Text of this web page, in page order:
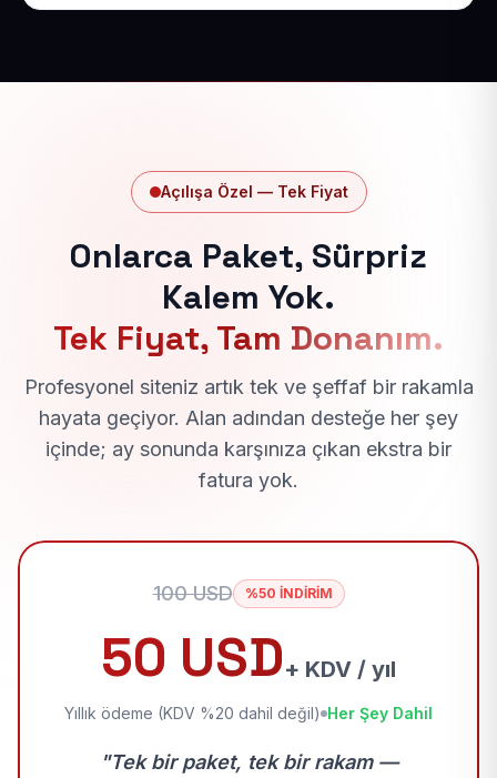
Açılışa Özel — Tek Fiyat
Onlarca Paket, Sürpriz
Kalem Yok.
Tek Fiyat, Tam Donanım.
Profesyonel siteniz artık tek ve şeffaf bir rakamla
hayata geçiyor. Alan adından desteğe her şey
içinde; ay sonunda karşınıza çıkan ekstra bir
fatura yok.
100 USD %50 İNDİRİM
50 USD+ KDV / yıl
Yıllık ödeme (KDV %20 dahil değil) Her Şey Dahil
"Tek bir paket, tek bir rakam —